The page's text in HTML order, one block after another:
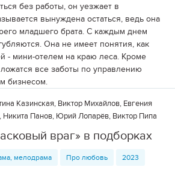
без работы, он уезжает в
вынуждена остаться, ведь она
младшего брата. С каждым днем
Она не имеет понятия, как
- мини-отелем на краю леса. Кроме
все заботы по управлению
бизнесом.
Казинская, Виктор Михайлов, Евгения
Панов, Юрий Лопарёв, Виктор Пипа
враг» в подборках
мелодрама Про любовь 2023